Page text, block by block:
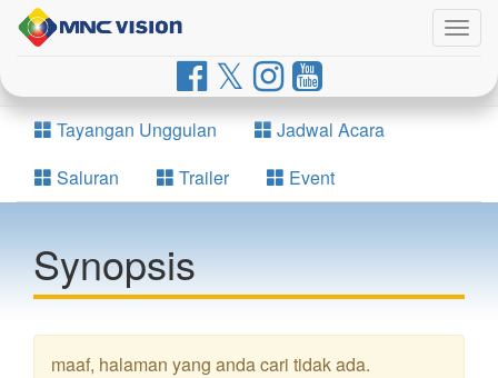
Tayangan Unggulan
Jadwal Acara
Saluran
Trailer Event
Synopsis
maaf, halaman yang anda cari tidak ada.